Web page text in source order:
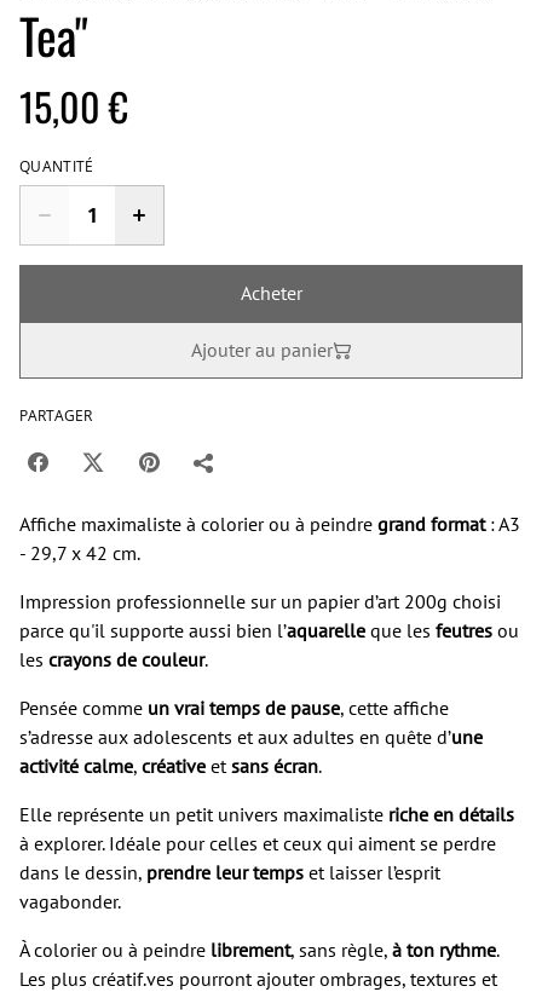
Tea"
15,00 €
QUANTITÉ
Acheter
Ajouter au panier
PARTAGER
Affiche maximaliste à colorier ou à peindre grand format: A3
- 29,7 x 42 cm.
Impression professionnelle sur un papier d’art 200g choisi
parce qu'il supporte aussi bien l’aquarelle que les feutres ou
les crayons de couleur.
Pensée comme un vrai temps de pause, cette affiche
s’adresse aux adolescents et aux adultes en quête d’une
activité calme, créative etsans écran.
Elle représente un petit univers maximaliste riche en détails
à explorer. Idéale pour celles et ceux qui aiment se perdre
dans le dessin, prendre leur temps et laisser l’esprit
vagabonder.
À colorier ou à peindre librement, sans règle, à ton rythme.
Les plus créatif.ves pourront ajouter ombrages, textures et